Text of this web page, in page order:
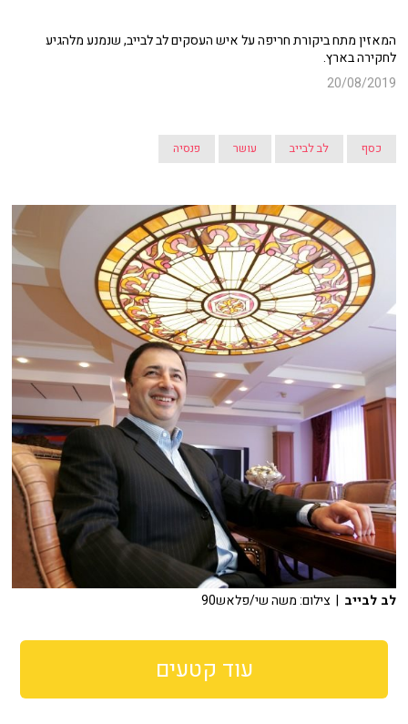
המאזין מתח ביקורת חריפה על איש העסקים לב לבייב, שנמנע מלהגיע
לחקירה בארץ.
20/08/2019
כסף לב לבייב עושר פנסיה
לב לבייב | צילום: משה שי/פלאש90
עוד קטעים